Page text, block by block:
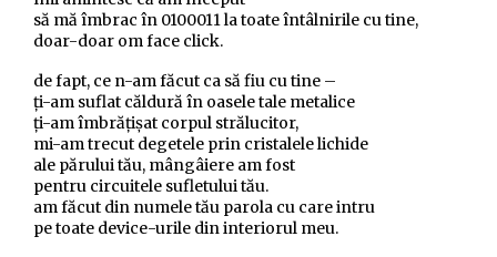
să mă îmbrac în 0100011 la toate întâlnirile cu tine,
doar-doar om face click.
de fapt, ce n-am făcut ca să fiu cu tine –
ți-am suflat căldură în oasele tale metalice
ți-am îmbrățișat corpul strălucitor,
mi-am trecut degetele prin cristalele lichide
ale părului tău, mângâiere am fost
pentru circuitele sufletului tău.
am făcut din numele tău parola cu care intru
pe toate device-urile din interiorul meu.